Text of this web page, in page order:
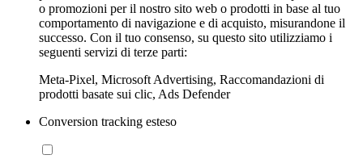
o promozioni per il nostro sito web o prodotti in base al tuo
comportamento di navigazione e di acquisto, misurandone il
successo. Con il tuo consenso, su questo sito utilizziamo i
seguenti servizi di terze parti:
Meta-Pixel, Microsoft Advertising, Raccomandazioni di
prodotti basate sui clic, Ads Defender
Conversion tracking esteso